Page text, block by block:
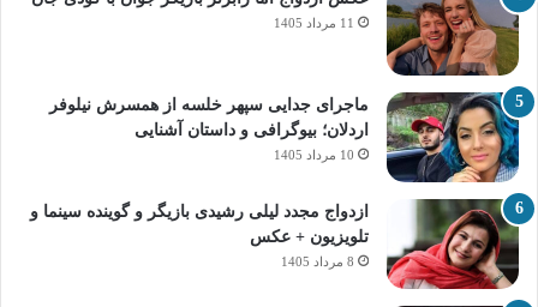
11 مرداد 1405
ماجرای جدایی سپهر خلسه از همسرش نیلوفر
اردلان؛ بیوگرافی و داستان آشنایی
10 مرداد 1405
ازدواج مجدد لیلی رشیدی بازیگر و گوینده سینما و
تلویزیون + عکس
8 مرداد 1405